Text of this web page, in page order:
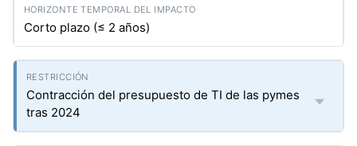
Corto plazo (≤ 2 años)
Contracción del presupuesto de TI de las pymes
tras 2024